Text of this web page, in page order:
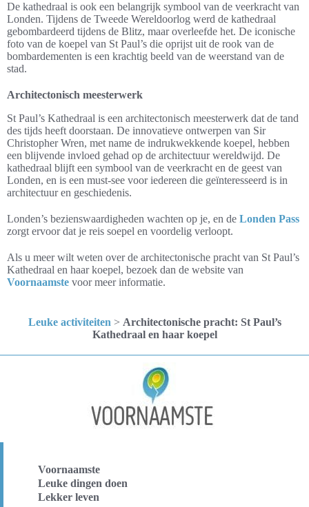
De kathedraal is ook een belangrijk symbool van de veerkracht van
Londen. Tijdens de Tweede Wereldoorlog werd de kathedraal
gebombardeerd tijdens de Blitz, maar overleefde het. De iconische
foto van de koepel van St Paul’s die oprijst uit de rook van de
bombardementen is een krachtig beeld van de weerstand van de
stad.
Architectonisch meesterwerk
St Paul’s Kathedraal is een architectonisch meesterwerk dat de tand
des tijds heeft doorstaan. De innovatieve ontwerpen van Sir
Christopher Wren, met name de indrukwekkende koepel, hebben
een blijvende invloed gehad op de architectuur wereldwijd. De
kathedraal blijft een symbool van de veerkracht en de geest van
Londen, en is een must-see voor iedereen die geïnteresseerd is in
architectuur en geschiedenis.
Londen’s bezienswaardigheden wachten op je, en de Londen Pass
zorgt ervoor dat je reis soepel en voordelig verloopt.
Als u meer wilt weten over de architectonische pracht van St Paul’s
Kathedraal en haar koepel, bezoek dan de website van
Voornaamste voor meer informatie.
Leuke activiteiten > Architectonische pracht: St Paul’s
Kathedraal en haar koepel
Voornaamste
Leuke dingen doen
Lekker leven